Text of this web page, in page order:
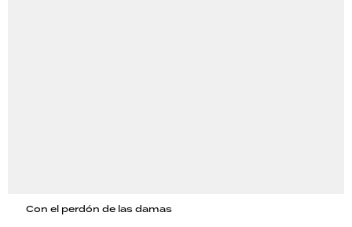
Con el perdón de las damas